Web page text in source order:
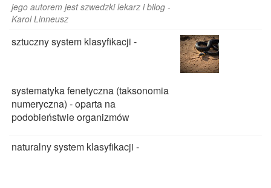
jego autorem jest szwedzki lekarz i bilog -
Karol Linneusz
sztuczny system klasyfikacji -
systematyka fenetyczna (taksonomia
numeryczna) - oparta na
podobieństwie organizmów
naturalny system klasyfikacji -